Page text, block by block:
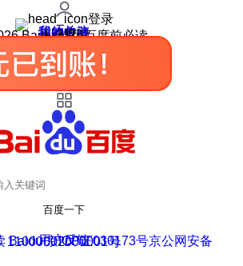
登录
我的关注
我的收藏
皮肤中心
用户反馈
设置
Baidu 使用百度前必读
百度一下
用户反馈
Baidu 京ICP证030173号
京公网安备11000002000001号